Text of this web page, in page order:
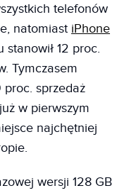
telefonów
natomiast iPhone
12 proc.
Tymczasem
proc. sprzedaż
w pierwszym
najchętniej
wersji 128 GB